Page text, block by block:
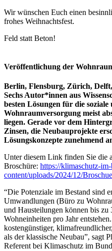
Wir wünschen Euch einen
frohes Weihnachtsfest.
Feld statt Beton!
Veröffentlichung der
Berlin, Flensburg, Zürich,
Sechs Autor*innen aus
besten Lösungen für die soziale
Wohnraumversorgung meist
liegen. Gerade vor dem
Zinsen, die Neubauprojekte
Lösungskonzepte zunehmend
Unter diesem Link finden Sie die
Broschüre: https://klimaschutz-
content/uploads/2024/12/
“Die Potenziale im Bestand sind
Umwandlungen (Büro zu
und Hausteilungen können bis zu
Wohneinheiten pro Jahr
kostengünstiger,
als der klassische Neubau”, sagt
Referent bei Klimaschutz im